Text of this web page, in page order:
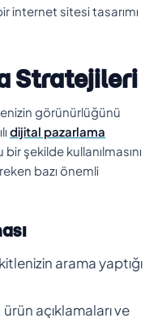
internet sitesi tasarımı
Stratejileri
görünürlüğünü
dijital pazarlama
şekilde kullanılmasını
bazı önemli
arama yaptığı
ürün açıklamaları ve